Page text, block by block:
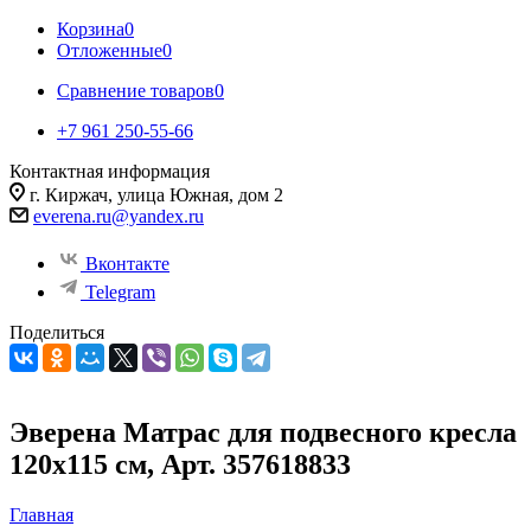
Корзина0
Отложенные0
Сравнение товаров0
+7 961 250-55-66
Контактная информация
г. Киржач, улица Южная, дом 2
everena.ru@yandex.ru
Вконтакте
Telegram
Поделиться
Эверена Матрас для подвесного кресла
120х115 см, Арт. 357618833
Главная